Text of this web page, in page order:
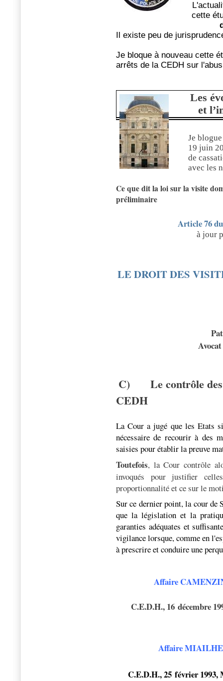
cette
Il existe peu de
Je bloque à nouveau cette
arrêts de la CEDH sur
Les
et
Je
19 juin
de
avec les
Ce que dit la loi sur la visite
préliminaire
Article 76
à jour
LE DROIT DES
C)
Le contrôle
CEDH
La Cour a jugé que les Etats
nécessaire de recourir à des
saisies pour établir la preuve
Toutefois, la Cour contrôle
invoqués pour justifier
proportionnalité et ce sur le
Sur ce dernier point, la cour de
que la législation et la
garanties adéquates et
vigilance lorsque, comme en
à prescrire et conduire une
Affaire
C.E.D.H., 16 décembre
Affaire MIAILHE
C.E.D.H., 25 février 1993,